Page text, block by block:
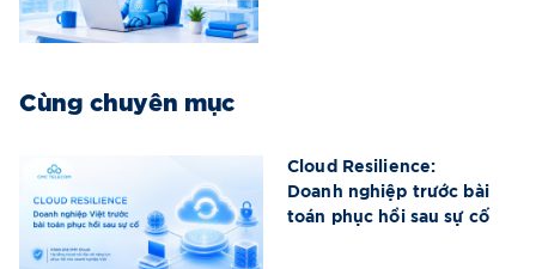
Cùng chuyên mục
Cloud Resilience:
Doanh nghiệp trước bài
toán phục hồi sau sự cố